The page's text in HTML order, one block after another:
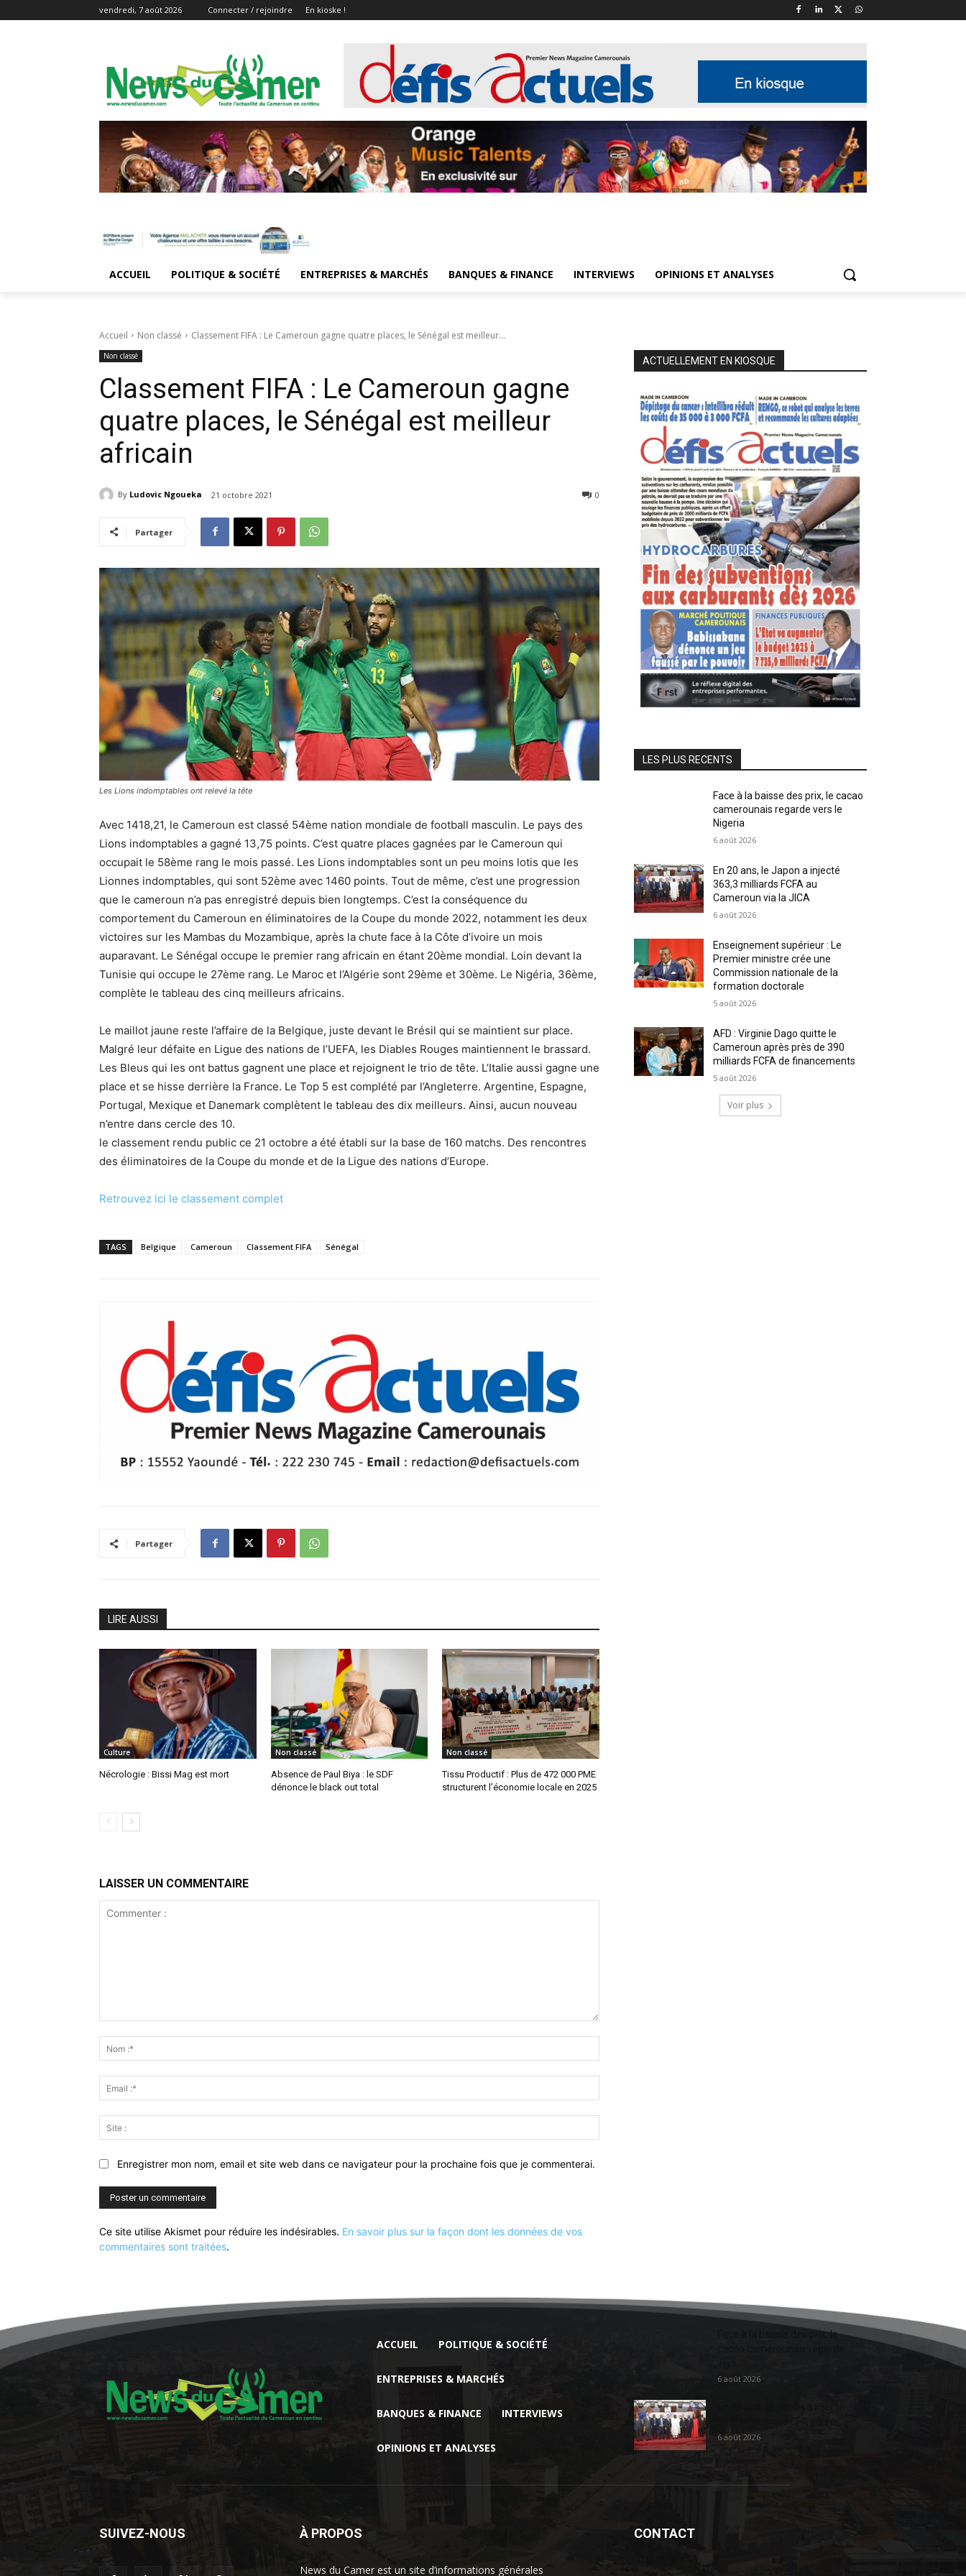
vendredi, 7 août 2026 Connecter / rejoindre En kioske !
ACCUEIL POLITIQUE & SOCIÉTÉ ENTREPRISES & MARCHÉS BANQUES & FINANCE INTERVIEWS OPINIONS ET ANALYSES
Accueil Non classé Classement FIFA : Le Cameroun gagne quatre places, le Sénégal est meilleur...
Non classé
Classement FIFA : Le Cameroun gagne
quatre places, le Sénégal est meilleur
africain
By Ludovic Ngoueka 21 octobre 2021 0
Partager
Les Lions indomptables ont relevé la tête
Avec 1418,21, le Cameroun est classé 54ème nation mondiale de football masculin. Le pays des
Lions indomptables a gagné 13,75 points. C’est quatre places gagnées par le Cameroun qui
occupait le 58ème rang le mois passé. Les Lions indomptables sont un peu moins lotis que les
Lionnes indomptables, qui sont 52ème avec 1460 points. Tout de même, c’est une progression
que le cameroun n’a pas enregistré depuis bien longtemps. C’est la conséquence du
comportement du Cameroun en éliminatoires de la Coupe du monde 2022, notamment les deux
victoires sur les Mambas du Mozambique, après la chute face à la Côte d’ivoire un mois
auparavant. Le Sénégal occupe le premier rang africain en étant 20ème mondial. Loin devant la
Tunisie qui occupe le 27ème rang. Le Maroc et l’Algérie sont 29ème et 30ème. Le Nigéria, 36ème,
complète le tableau des cinq meilleurs africains.
Le maillot jaune reste l’affaire de la Belgique, juste devant le Brésil qui se maintient sur place.
Malgré leur défaite en Ligue des nations de l’UEFA, les Diables Rouges maintiennent le brassard.
Les Bleus qui les ont battus gagnent une place et rejoignent le trio de tête. L’Italie aussi gagne une
place et se hisse derrière la France. Le Top 5 est complété par l’Angleterre. Argentine, Espagne,
Portugal, Mexique et Danemark complètent le tableau des dix meilleurs. Ainsi, aucun nouveau
n’entre dans cercle des 10.
le classement rendu public ce 21 octobre a été établi sur la base de 160 matchs. Des rencontres
des éliminatoires de la Coupe du monde et de la Ligue des nations d’Europe.
Retrouvez ici le classement complet
TAGS Belgique Cameroun Classement FIFA Sénégal
Partager
LIRE AUSSI
Culture
Nécrologie : Bissi Mag est mort
Non classé
Absence de Paul Biya : le SDF
dénonce le black out total
Non classé
Tissu Productif : Plus de 472 000 PME
structurent l’économie locale en 2025
LAISSER UN COMMENTAIRE
:*
:*
:
Enregistrer mon nom, email et site web dans ce navigateur pour la prochaine fois que je commenterai.
Ce site utilise Akismet pour réduire les indésirables. En savoir plus sur la façon dont les données de vos
commentaires sont traitées.
ACTUELLEMENT EN KIOSQUE
LES PLUS RECENTS
Face à la baisse des prix, le cacao
camerounais regarde vers le
Nigeria
6 août 2026
En 20 ans, le Japon a injecté
363,3 milliards FCFA au
Cameroun via la JICA
6 août 2026
Enseignement supérieur : Le
Premier ministre crée une
Commission nationale de la
formation doctorale
5 août 2026
AFD : Virginie Dago quitte le
Cameroun après près de 390
milliards FCFA de financements
5 août 2026
Voir plus
ACCUEIL POLITIQUE & SOCIÉTÉ
ENTREPRISES & MARCHÉS
BANQUES & FINANCE INTERVIEWS
OPINIONS ET ANALYSES
Face à la baisse des prix, le
6 août 2026
6 août 2026
SUIVEZ-NOUS À PROPOS
News du Camer est un site d’informations générales
CONTACT